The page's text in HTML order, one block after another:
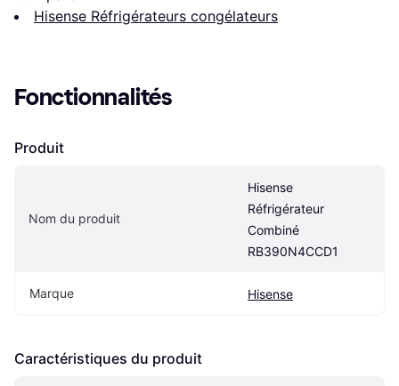
Hisense Réfrigérateurs congélateurs
Fonctionnalités
Produit
Nom du produit
Hisense
Réfrigérateur
Combiné
RB390N4CCD1
Marque Hisense
Caractéristiques du produit